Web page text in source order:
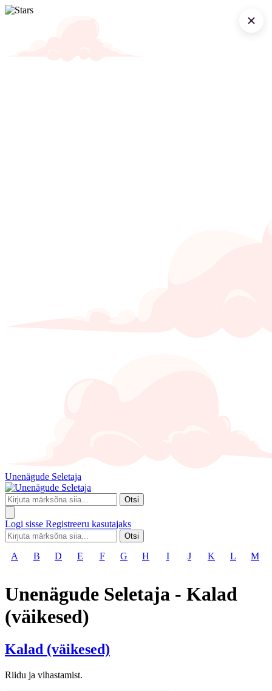
Unenägude Seletaja
Otsi
Logi sisse Registreeru kasutajaks
Otsi
A B D E F G H I J K L M
Unenägude Seletaja - Kalad
(väikesed)
Kalad (väikesed)
Riidu ja vihastamist.